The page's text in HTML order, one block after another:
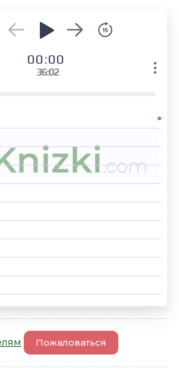
00:00
36:02
Пожаловаться